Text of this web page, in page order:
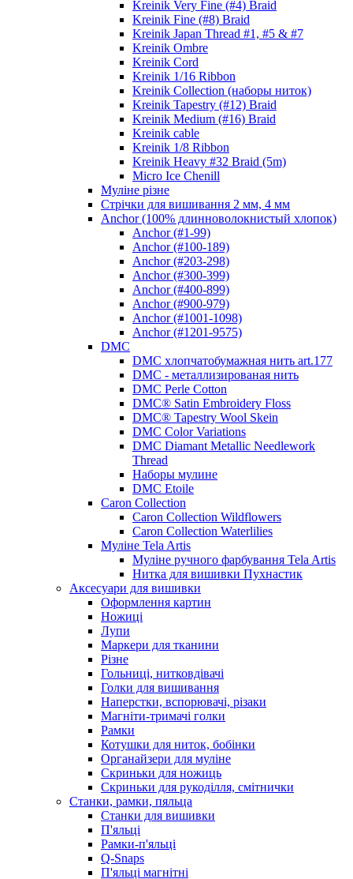
Kreinik Very Fine (#4) Braid
Kreinik Fine (#8) Braid
Kreinik Japan Thread #1, #5 & #7
Kreinik Ombre
Kreinik Cord
Kreinik 1/16 Ribbon
Kreinik Collection (наборы ниток)
Kreinik Tapestry (#12) Braid
Kreinik Medium (#16) Braid
Kreinik cable
Kreinik 1/8 Ribbon
Kreinik Heavy #32 Braid (5m)
Micro Ice Chenill
Муліне різне
Стрічки для вишивання 2 мм, 4 мм
Anchor (100% длинноволокнистый хлопок)
Anchor (#1-99)
Anchor (#100-189)
Anchor (#203-298)
Anchor (#300-399)
Anchor (#400-899)
Anchor (#900-979)
Anchor (#1001-1098)
Anchor (#1201-9575)
DMC
DMC хлопчатобумажная нить art.177
DMC - металлизированая нить
DMC Perle Cotton
DMC® Satin Embroidery Floss
DMC® Tapestry Wool Skein
DMC Color Variations
DMC Diamant Metallic Needlework
Thread
Наборы мулине
DMC Etoile
Caron Collection
Caron Collection Wildflowers
Caron Collection Waterlilies
Муліне Tela Artis
Муліне ручного фарбування Tela Artis
Нитка для вишивки Пухнастик
Аксесуари для вишивки
Оформлення картин
Ножиці
Лупи
Маркери для тканини
Різне
Гольниці, нитковдівачі
Голки для вишивання
Наперстки, вспорювачі, різаки
Магніти-тримачі голки
Рамки
Котушки для ниток, бобінки
Органайзери для муліне
Скриньки для ножиць
Скриньки для рукоділля, смітнички
Станки, рамки, пяльца
Станки для вишивки
П'яльці
Рамки-п'яльці
Q-Snaps
П'яльці магнітні